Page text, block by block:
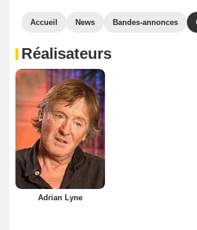
Accueil News Bandes-annonces
Réalisateurs
Adrian Lyne